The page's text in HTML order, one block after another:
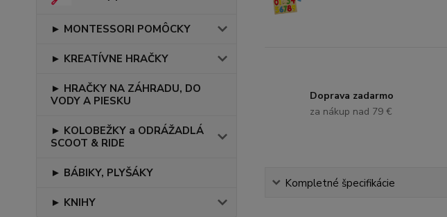
► MONTESSORI POMÔCKY
► KREATÍVNE HRAČKY
► HRAČKY NA ZÁHRADU, DO
VODY A PIESKU
► KOLOBEŽKY a ODRÁŽADLÁ
SCOOT & RIDE
► BÁBIKY, PLYŠÁKY
► KNIHY
Doprava zadarmo
za nákup nad 79 €
Kompletné špecifikácie